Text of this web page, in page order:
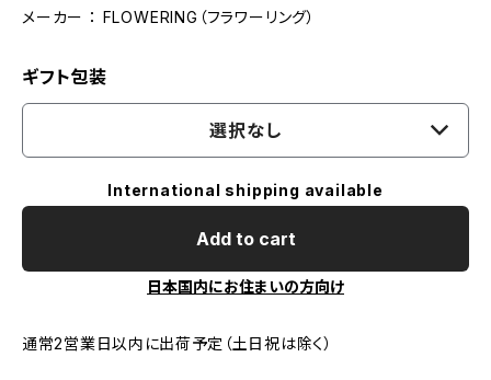
メーカー ： FLOWERING（フラワーリング）
ギフト包装
選択なし
International shipping available
Add to cart
日本国内にお住まいの方向け
通常2営業日以内に出荷予定（土日祝は除く）